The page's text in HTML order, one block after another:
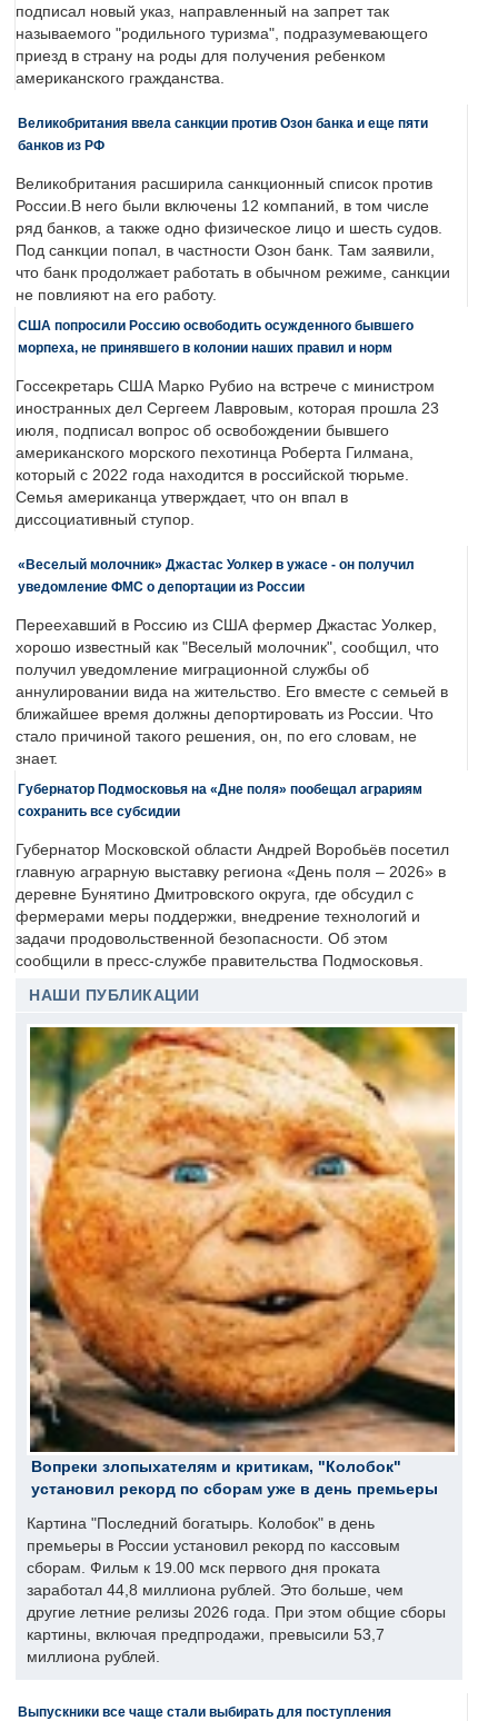
подписал новый указ, направленный на запрет так
называемого "родильного туризма", подразумевающего
приезд в страну на роды для получения ребенком
американского гражданства.
Великобритания ввела санкции против Озон банка и еще пяти
банков из РФ
Великобритания расширила санкционный список против
России.В него были включены 12 компаний, в том числе
ряд банков, а также одно физическое лицо и шесть судов.
Под санкции попал, в частности Озон банк. Там заявили,
что банк продолжает работать в обычном режиме, санкции
не повлияют на его работу.
США попросили Россию освободить осужденного бывшего
морпеха, не принявшего в колонии наших правил и норм
Госсекретарь США Марко Рубио на встрече с министром
иностранных дел Сергеем Лавровым, которая прошла 23
июля, подписал вопрос об освобождении бывшего
американского морского пехотинца Роберта Гилмана,
который с 2022 года находится в российской тюрьме.
Семья американца утверждает, что он впал в
диссоциативный ступор.
«Веселый молочник» Джастас Уолкер в ужасе - он получил
уведомление ФМС о депортации из России
Переехавший в Россию из США фермер Джастас Уолкер,
хорошо известный как "Веселый молочник", сообщил, что
получил уведомление миграционной службы об
аннулировании вида на жительство. Его вместе с семьей в
ближайшее время должны депортировать из России. Что
стало причиной такого решения, он, по его словам, не
знает.
Губернатор Подмосковья на «Дне поля» пообещал аграриям
сохранить все субсидии
Губернатор Московской области Андрей Воробьёв посетил
главную аграрную выставку региона «День поля – 2026» в
деревне Бунятино Дмитровского округа, где обсудил с
фермерами меры поддержки, внедрение технологий и
задачи продовольственной безопасности. Об этом
сообщили в пресс-службе правительства Подмосковья.
НАШИ ПУБЛИКАЦИИ
Вопреки злопыхателям и критикам, "Колобок"
установил рекорд по сборам уже в день премьеры
Картина "Последний богатырь. Колобок" в день
премьеры в России установил рекорд по кассовым
сборам. Фильм к 19.00 мск первого дня проката
заработал 44,8 миллиона рублей. Это больше, чем
другие летние релизы 2026 года. При этом общие сборы
картины, включая предпродажи, превысили 53,7
миллиона рублей.
Выпускники все чаще стали выбирать для поступления